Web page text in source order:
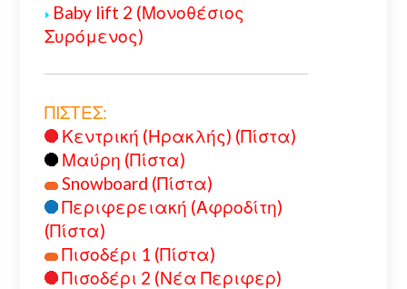
Baby lift 2 (Μονοθέσιος
Συρόμενος)
ΠΙΣΤΕΣ:
Κεντρική (Ηρακλής) (Πίστα)
Μαύρη (Πίστα)
Snowboard (Πίστα)
Περιφερειακή (Αφροδίτη)
(Πίστα)
Πισοδέρι 1 (Πίστα)
Πισοδέρι 2 (Νέα Περιφερ)